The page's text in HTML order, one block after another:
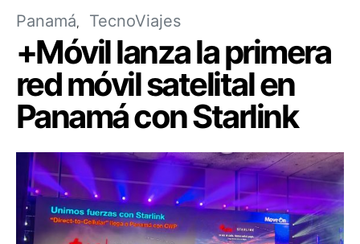
Panamá TecnoViajes
+Móvil lanza la primera
red móvil satelital en
Panamá con Starlink